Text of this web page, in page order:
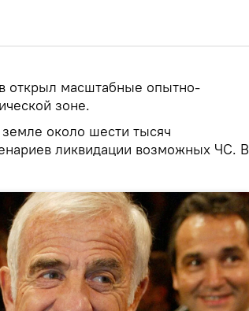
открыл масштабные опытно-
зоне.
около шести тысяч
ликвидации возможных ЧС. В